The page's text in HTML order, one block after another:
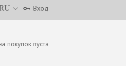
Вход
покупок пуста